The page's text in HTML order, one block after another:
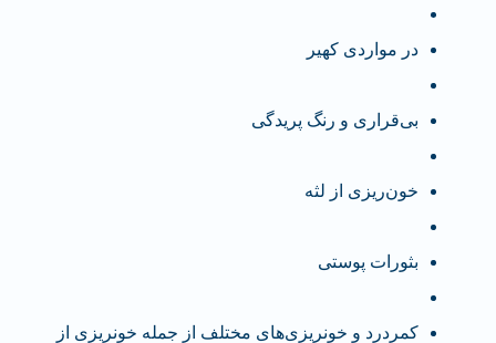
در مواردی کهیر
بی‌قراری و رنگ پریدگی
خون‌ریزی از لثه
بثورات پوستی
کمردرد و خونریزی‌های مختلف از جمله خونریزی از